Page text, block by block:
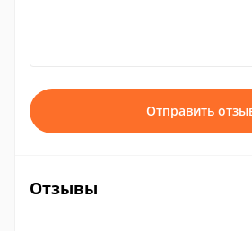
Отправить
Отзывы